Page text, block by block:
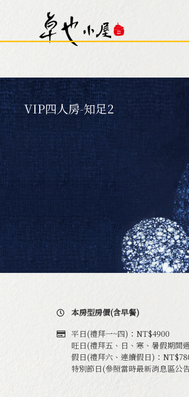
星空泡泡屋(限2人入住)
本館 - 吉祥客房
藏山館 - 溫馨六人房
卓也小屋旅宿
園區介紹
VIP四人房-知足2
本房型房價(含早餐)
平日(禮拜一~四)：NT$4900
旺日(禮拜五、日、寒、暑假期間
假日(禮拜六、連續假日)：
特別節日(參照當時最新消息區公